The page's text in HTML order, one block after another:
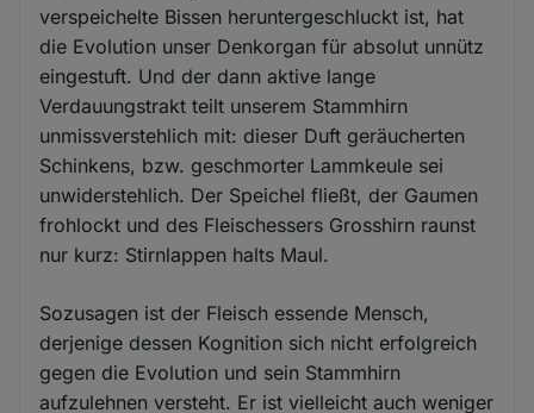
verspeichelte Bissen heruntergeschluckt ist, hat
die Evolution unser Denkorgan für absolut unnütz
eingestuft. Und der dann aktive lange
Verdauungstrakt teilt unserem Stammhirn
unmissverstehlich mit: dieser Duft geräucherten
Schinkens, bzw. geschmorter Lammkeule sei
unwiderstehlich. Der Speichel fließt, der Gaumen
frohlockt und des Fleischessers Grosshirn raunst
nur kurz: Stirnlappen halts Maul.
Sozusagen ist der Fleisch essende Mensch,
derjenige dessen Kognition sich nicht erfolgreich
gegen die Evolution und sein Stammhirn
aufzulehnen versteht. Er ist vielleicht auch weniger